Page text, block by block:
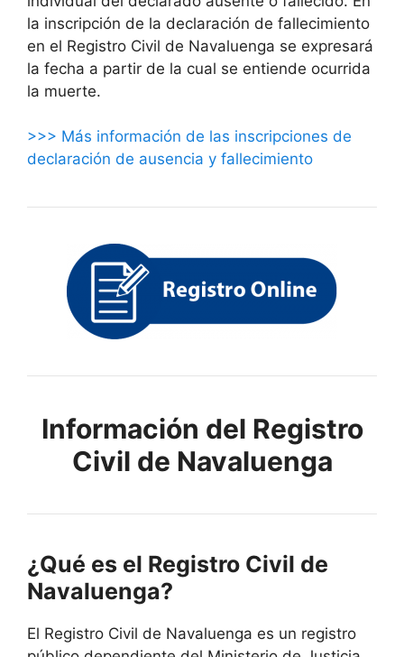
la inscripción de la declaración de fallecimiento
en el Registro Civil de Navaluenga se expresará
la fecha a partir de la cual se entiende ocurrida
la muerte.
>>> Más información de las inscripciones de
declaración de ausencia y fallecimiento
Información del Registro
Civil de Navaluenga
¿Qué es el Registro Civil de
Navaluenga?
El Registro Civil de Navaluenga es un registro